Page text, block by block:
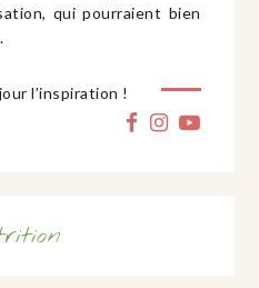
qui pourraient bien
l’inspiration !